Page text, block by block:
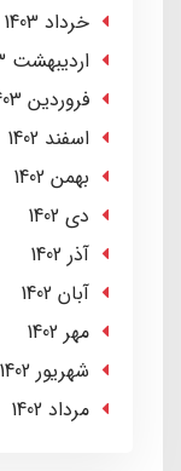
خرداد 1403
ارديبهشت 1403
فروردین 1403
اسفند 1402
بهمن 1402
دی 1402
آذر 1402
آبان 1402
مهر 1402
شهریور 1402
مرداد 1402